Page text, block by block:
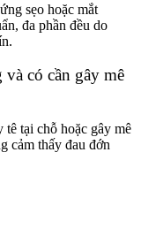
sẹo hoặc mắt
đa phần đều do
có cần gây mê
tê tại chỗ hoặc gây mê
cảm thấy đau đớn